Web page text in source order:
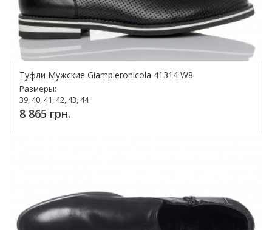
Туфли Мужские Giampieronicola 41314 W8
Размеры:
39, 40, 41, 42, 43, 44
8 865 грн.